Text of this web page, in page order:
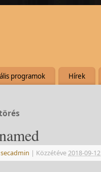
programok Hírek
secadmin | Közzétéve2018-09-12